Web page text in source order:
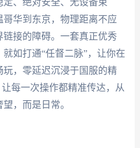
华到东京，物理距离不应
接的障碍。一套真正优秀
如打通“任督二脉”，让你在
，零延迟沉浸于国服的精
每一次操作都精准传达，从
，而是日常。